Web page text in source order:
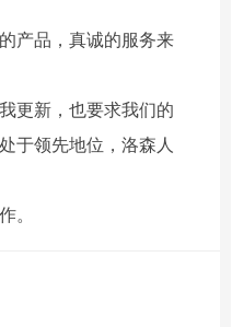
产品，真诚的服务来
更新，也要求我们的
于领先地位，洛森人
。